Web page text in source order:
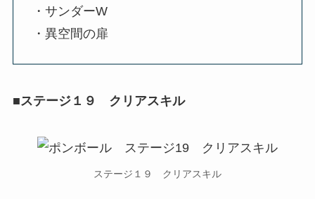
・サンダーW
・異空間の扉
■ステージ１９ クリアスキル
ステージ１９ クリアスキル